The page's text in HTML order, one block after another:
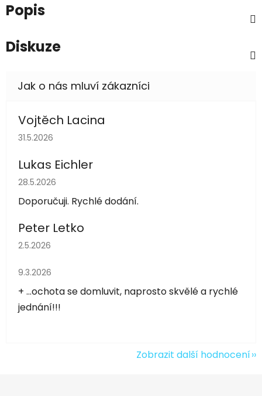
Popis
Diskuze
Vojtěch Lacina
Hodnocení obchodu je 5 z 5 hvězdiček.
31.5.2026
Lukas Eichler
Hodnocení obchodu je 5 z 5 hvězdiček.
28.5.2026
Doporučuji. Rychlé dodání.
Peter Letko
Hodnocení obchodu je 5 z 5 hvězdiček.
2.5.2026
Hodnocení obchodu je 5 z 5 hvězdiček.
9.3.2026
+ ...ochota se domluvit, naprosto skvělé a rychlé
jednání!!!
Zobrazit další hodnocení